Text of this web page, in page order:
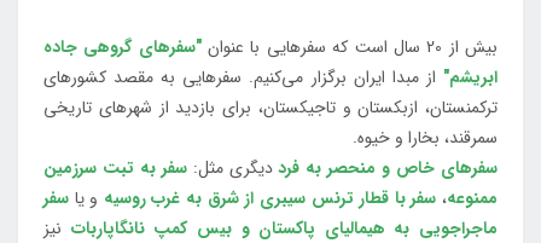
بیش از 20 سال است که سفرهایی با عنوان
"سفرهای گروهی جاده
ابریشم" از مبدا ایران برگزار می‌کنیم. سفرهایی به مقصد کشورهای
ترکمنستان، ازبکستان و تاجیکستان، برای بازدید از شهرهای تاریخی
سمرقند، بخارا و خیوه.
سفرهای خاص و منحصر به فرددیگری مثل:سفر به تبت سرزمین
ممنوعه، سفر با قطار ترنس سیبری از شرق به غرب روسیه و یا سفر
ماجراجویی به هیمالیای پاکستان و بیس کمپ نانگاپاربات نیز